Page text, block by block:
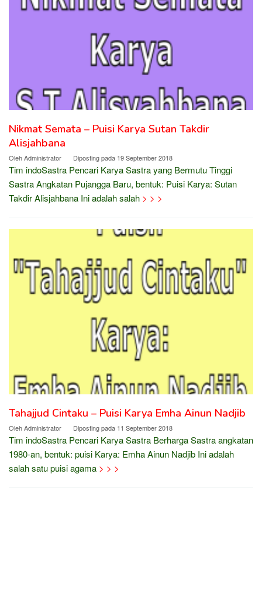
Nikmat Semata – Puisi Karya Sutan Takdir
Alisjahbana
OlehAdministrator Diposting pada 19 September 2018
Tim indoSastra Pencari Karya Sastra yang Bermutu Tinggi
Sastra Angkatan Pujangga Baru, bentuk: Puisi Karya: Sutan
Takdir Alisjahbana Ini adalah salah > > >
Tahajjud Cintaku – Puisi Karya Emha Ainun Nadjib
OlehAdministrator Diposting pada 11 September 2018
Tim indoSastra Pencari Karya Sastra Berharga Sastra angkatan
1980-an, bentuk: puisi Karya: Emha Ainun Nadjib Ini adalah
salah satu puisi agama > > >